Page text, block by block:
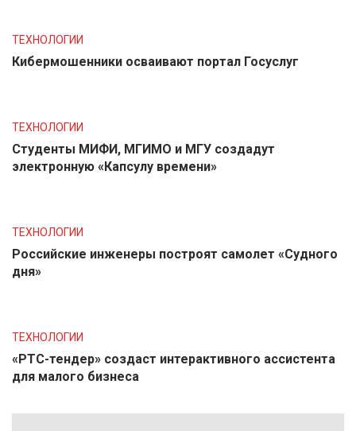
ТЕХНОЛОГИИ
Кибермошенники осваивают портал Госуслуг
ТЕХНОЛОГИИ
Студенты МИФИ, МГИМО и МГУ создадут
электронную «Капсулу времени»
ТЕХНОЛОГИИ
Российские инженеры построят самолет «Судного
дня»
ТЕХНОЛОГИИ
«РТС-тендер» создаст интерактивного ассистента
для малого бизнеса